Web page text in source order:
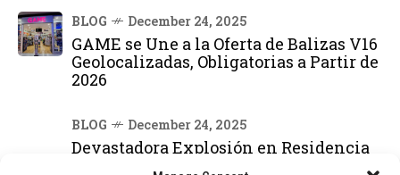
BLOG December 24, 2025
GAME se Une a la Oferta de Balizas V16
Geolocalizadas, Obligatorias a Partir de
2026
BLOG December 24, 2025
Devastadora Explosión en Residencia